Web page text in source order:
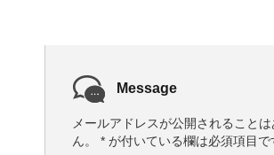
Message
メールアドレスが公開されること
ん。
* が付いている欄は必須項目で